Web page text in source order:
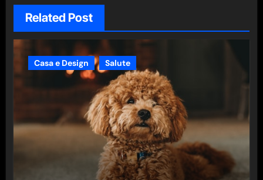
Related Post
Casa e Design Salute